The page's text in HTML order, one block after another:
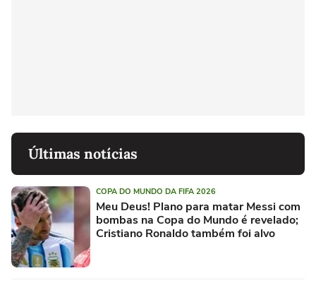
Últimas notícias
COPA DO MUNDO DA FIFA 2026
Meu Deus! Plano para matar Messi com
bombas na Copa do Mundo é revelado;
Cristiano Ronaldo também foi alvo